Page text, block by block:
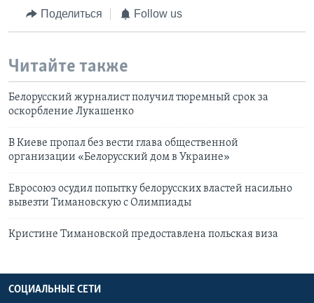
Поделиться Follow us
Читайте также
Белорусский журналист получил тюремный срок за
оскорбление Лукашенко
В Киеве пропал без вести глава общественной
организации «Белорусский дом в Украине»
Евросоюз осудил попытку белорусских властей насильно
вывезти Тимановскую с Олимпиады
Кристине Тимановской предоставлена польская виза
СОЦИАЛЬНЫЕ СЕТИ